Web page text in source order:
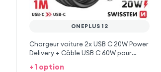
ONEPLUS 12
Chargeur voiture 2x USB C 20W Power
Delivery + Câble USB C 60W pour
OnePlus 12
+ 1 option